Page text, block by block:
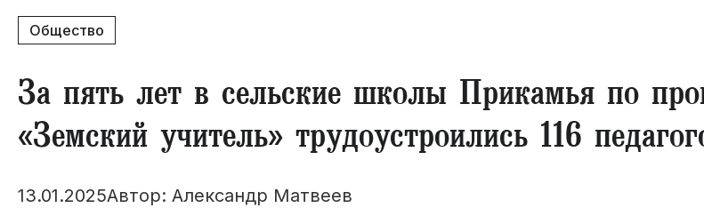
Общество
За пять лет в сельские школы Прикамья по
«Земский учитель» трудоустроились 116
13.01.2025Автор: Александр Матвеев